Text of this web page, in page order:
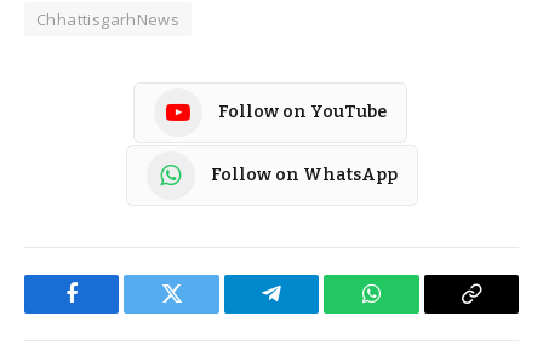
ChhattisgarhNews
Follow on YouTube
Follow on WhatsApp
Facebook Twitter Telegram WhatsApp Copy